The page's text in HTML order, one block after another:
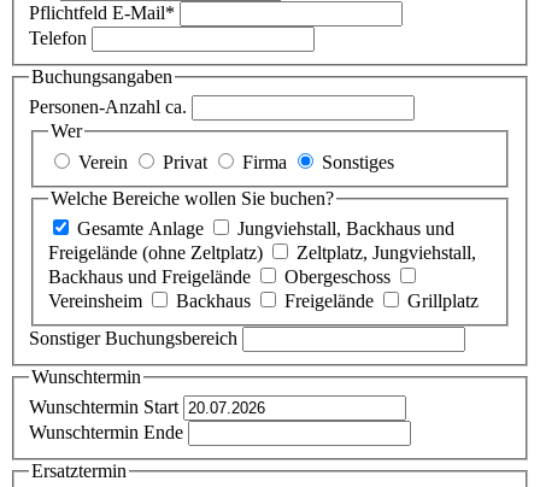
Pflichtfeld E-Mail*
Telefon
Buchungsangaben
Personen-Anzahl ca.
Wer
Verein
Privat Firma
Sonstiges
Welche Bereiche wollen Sie buchen?
Gesamte Anlage
Jungviehstall, Backhaus und
Freigelände (ohne Zeltplatz)
Zeltplatz, Jungviehstall,
Backhaus und Freigelände
Obergeschoss
Vereinsheim
Backhaus Freigelände
Grillplatz
Sonstiger Buchungsbereich
Wunschtermin
Wunschtermin Start
Wunschtermin Ende
Ersatztermin